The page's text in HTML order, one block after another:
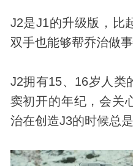
J2是J1的升级版，比
双手也能够帮乔治做
J2拥有15、16岁人类
窦初开的年纪，会关
治在创造J3的时候总